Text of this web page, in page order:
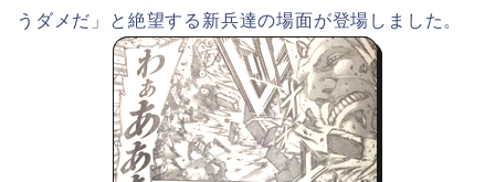
うダメだ」と絶望する新兵達の場面が登場しました。